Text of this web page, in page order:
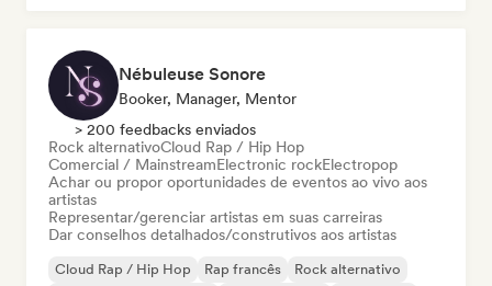
Nébuleuse Sonore
Booker, Manager, Mentor
> 200 feedbacks enviados
Rock alternativoCloud Rap / Hip Hop
Comercial / MainstreamElectronic rockElectropop
Achar ou propor oportunidades de eventos ao vivo aos
artistas
Representar/gerenciar artistas em suas carreiras
Dar conselhos detalhados/construtivos aos artistas
Cloud Rap / Hip Hop Rap francês
Rock alternativo